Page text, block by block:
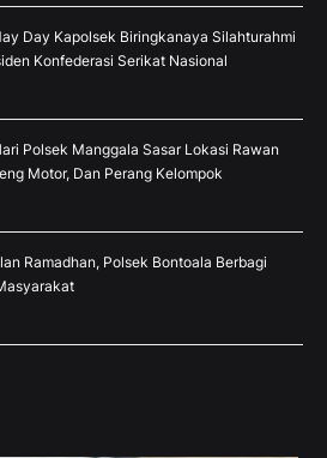
Day Kapolsek Biringkanaya Silahturahmi
Konfederasi Serikat Nasional
Polsek Manggala Sasar Lokasi Rawan
Motor, Dan Perang Kelompok
Ramadhan, Polsek Bontoala Berbagi